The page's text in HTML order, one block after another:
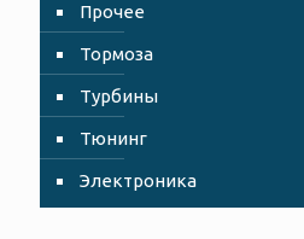
Прочее
Тормоза
Турбины
Тюнинг
Электроника